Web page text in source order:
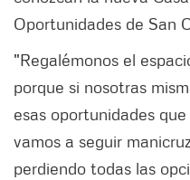
Oportunidades de San
"Regalémonos el
porque si nosotras
esas oportunidades
vamos a seguir
perdiendo todas las